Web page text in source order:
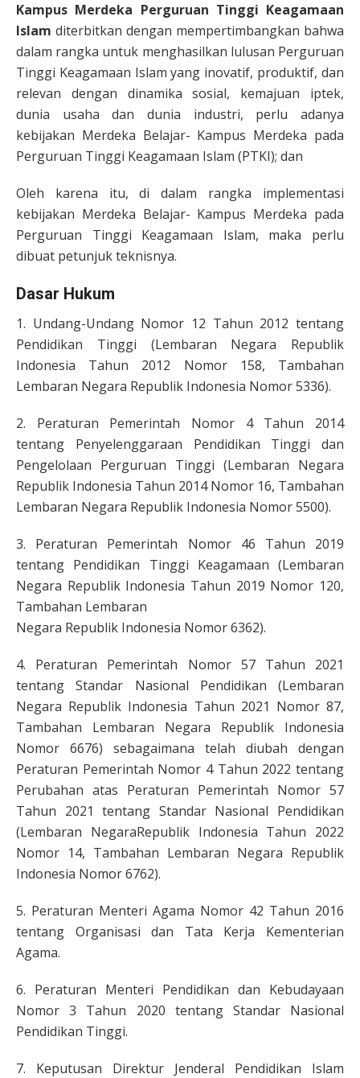
Kampus Merdeka Perguruan Tinggi Keagamaan
Islam diterbitkan dengan mempertimbangkan bahwa
dalam rangka untuk menghasilkan lulusan Perguruan
Tinggi Keagamaan Islam yang inovatif, produktif, dan
relevan dengan dinamika sosial, kemajuan iptek,
dunia usaha dan dunia industri, perlu adanya
kebijakan Merdeka Belajar- Kampus Merdeka pada
Perguruan Tinggi Keagamaan Islam (PTKI); dan
Oleh karena itu, di dalam rangka implementasi
kebijakan Merdeka Belajar- Kampus Merdeka pada
Perguruan Tinggi Keagamaan Islam, maka perlu
dibuat petunjuk teknisnya.
Dasar Hukum
1. Undang-Undang Nomor 12 Tahun 2012 tentang
Pendidikan Tinggi (Lembaran Negara Republik
Indonesia Tahun 2012 Nomor 158, Tambahan
Lembaran Negara Republik Indonesia Nomor 5336).
2. Peraturan Pemerintah Nomor 4 Tahun 2014
tentang Penyelenggaraan Pendidikan Tinggi dan
Pengelolaan Perguruan Tinggi (Lembaran Negara
Republik Indonesia Tahun 2014 Nomor 16, Tambahan
Lembaran Negara Republik Indonesia Nomor 5500).
3. Peraturan Pemerintah Nomor 46 Tahun 2019
tentang Pendidikan Tinggi Keagamaan (Lembaran
Negara Republik Indonesia Tahun 2019 Nomor 120,
Tambahan Lembaran
Negara Republik Indonesia Nomor 6362).
4. Peraturan Pemerintah Nomor 57 Tahun 2021
tentang Standar Nasional Pendidikan (Lembaran
Negara Republik Indonesia Tahun 2021 Nomor 87,
Tambahan Lembaran Negara Republik Indonesia
Nomor 6676) sebagaimana telah diubah dengan
Peraturan Pemerintah Nomor 4 Tahun 2022 tentang
Perubahan atas Peraturan Pemerintah Nomor 57
Tahun 2021 tentang Standar Nasional Pendidikan
(Lembaran NegaraRepublik Indonesia Tahun 2022
Nomor 14, Tambahan Lembaran Negara Republik
Indonesia Nomor 6762).
5. Peraturan Menteri Agama Nomor 42 Tahun 2016
tentang Organisasi dan Tata Kerja Kementerian
Agama.
6. Peraturan Menteri Pendidikan dan Kebudayaan
Nomor 3 Tahun 2020 tentang Standar Nasional
Pendidikan Tinggi.
7. Keputusan Direktur Jenderal Pendidikan Islam